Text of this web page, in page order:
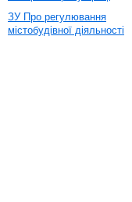
ЗУ Про регулювання
містобудівної діяльності